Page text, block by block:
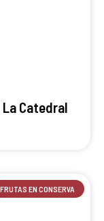
Catedral
FRUTAS EN CONSERVA